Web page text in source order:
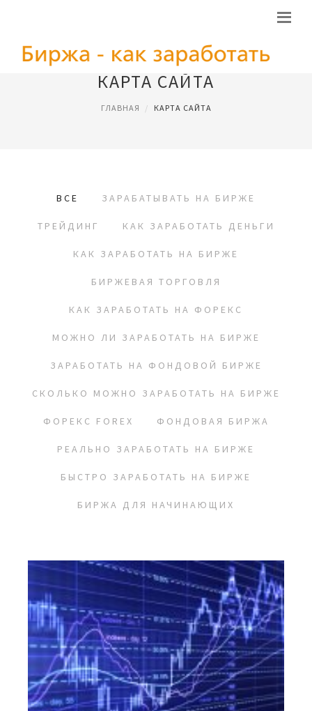
КАРТА САЙТА
ГЛАВНАЯ КАРТА САЙТА
ВСЕ ЗАРАБАТЫВАТЬ НА БИРЖЕ
ТРЕЙДИНГ КАК ЗАРАБОТАТЬ ДЕНЬГИ
КАК ЗАРАБОТАТЬ НА БИРЖЕ
БИРЖЕВАЯ ТОРГОВЛЯ
КАК ЗАРАБОТАТЬ НА ФОРЕКС
МОЖНО ЛИ ЗАРАБОТАТЬ НА БИРЖЕ
ЗАРАБОТАТЬ НА ФОНДОВОЙ БИРЖЕ
СКОЛЬКО МОЖНО ЗАРАБОТАТЬ НА БИРЖЕ
ФОРЕКС FOREX ФОНДОВАЯ БИРЖА
РЕАЛЬНО ЗАРАБОТАТЬ НА БИРЖЕ
БЫСТРО ЗАРАБОТАТЬ НА БИРЖЕ
БИРЖА ДЛЯ НАЧИНАЮЩИХ